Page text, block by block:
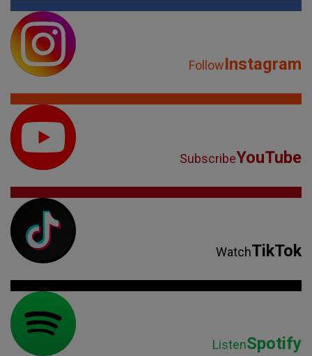
FollowInstagram
SubscribeYouTube
WatchTikTok
ListenSpotify